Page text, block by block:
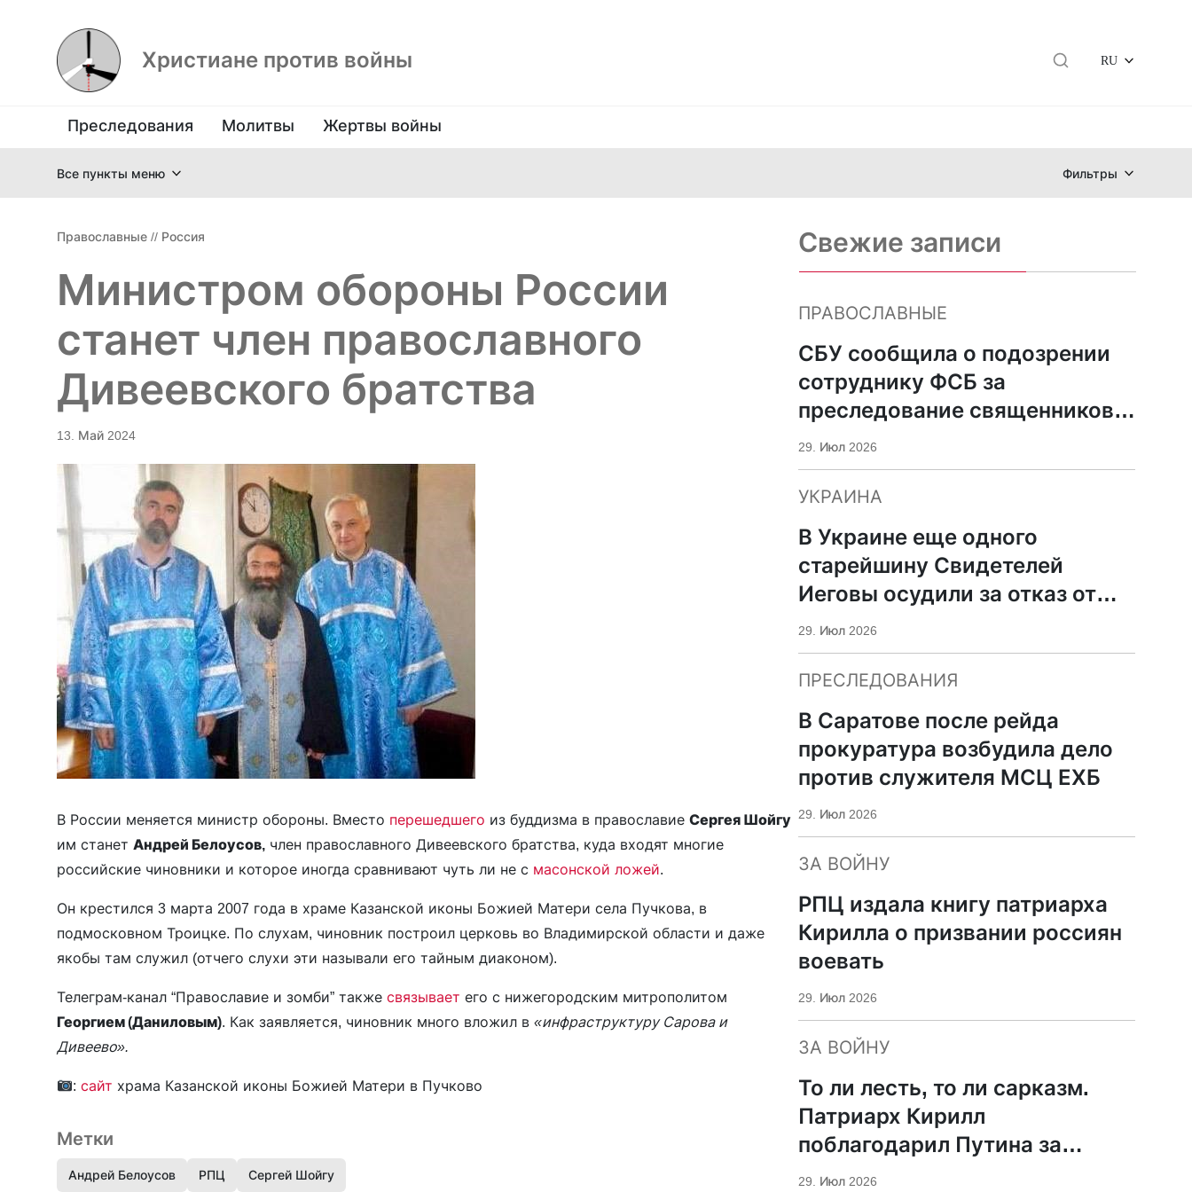
Христиане против войны RU
Преследования Молитвы Жертвы войны
Все пункты меню Фильтры
Православные // Россия
Министром обороны России
станет член православного
Дивеевского братства
13. Май 2024
В России меняется министр обороны. Вместо перешедшего из буддизма в православие Сергея Шойгу
им станет Андрей Белоусов, член православного Дивеевского братства, куда входят многие
российские чиновники и которое иногда сравнивают чуть ли не с масонской ложей.
Он крестился 3 марта 2007 года в храме Казанской иконы Божией Матери села Пучкова, в
подмосковном Троицке. По слухам, чиновник построил церковь во Владимирской области и даже
якобы там служил (отчего слухи эти называли его тайным диаконом).
Телеграм-канал “Православие и зомби” также связывает его с нижегородским митрополитом
Георгием (Даниловым). Как заявляется, чиновник много вложил в «инфраструктуру Сарова и
Дивеево».
:сайт храма Казанской иконы Божией Матери в Пучково
Метки
Андрей Белоусов РПЦ Сергей Шойгу
Свежие записи
ПРАВОСЛАВНЫЕ
СБУ сообщила о подозрении
сотруднику ФСБ за
преследование священников
ПЦУ
29. Июл 2026
УКРАИНА
В Украине еще одного
старейшину Свидетелей
Иеговы осудили за отказ от
мобилизации
29. Июл 2026
ПРЕСЛЕДОВАНИЯ
В Саратове после рейда
прокуратура возбудила дело
против служителя МСЦ ЕХБ
29. Июл 2026
ЗА ВОЙНУ
РПЦ издала книгу патриарха
Кирилла о призвании россиян
воевать
29. Июл 2026
ЗА ВОЙНУ
То ли лесть, то ли сарказм.
Патриарх Кирилл
поблагодарил Путина за
защиту суверенитета и
29. Июл 2026